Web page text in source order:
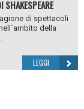
SHAKESPEARE
di spettacoli
della
LEGGI